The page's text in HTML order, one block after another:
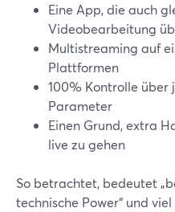
Eine App, die auch
Videobearbeitung
Multistreaming auf
Plattformen
100% Kontrolle über
Parameter
Einen Grund, extra
live zu gehen
So betrachtet, bedeutet
technische Power“ und